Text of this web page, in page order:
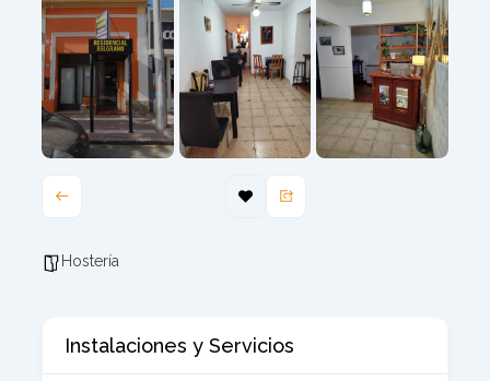
Hostería
Instalaciones y Servicios